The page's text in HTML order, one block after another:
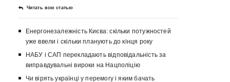
Читать всю статью
Енергонезалежність Києва: скільки потужностей
уже ввели і скільки планують до кінця року
НАБУ і САП перекладають відповідальність за
виправдувальні вироки на Нацполіцію
Чи вірять українці у перемогу і яким бачать